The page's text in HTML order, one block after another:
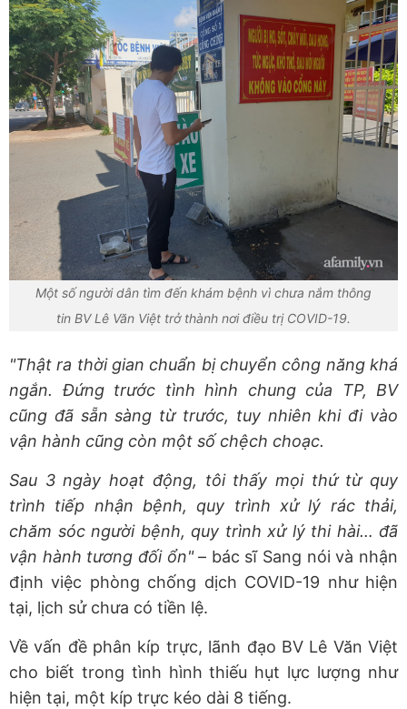
Một số người dân tìm đến khám bệnh vì chưa nắm thông
tin BV Lê Văn Việt trở thành nơi điều trị COVID-19.
"Thật ra thời gian chuẩn bị chuyển công năng khá
ngắn. Đứng trước tình hình chung của TP, BV
cũng đã sẵn sàng từ trước, tuy nhiên khi đi vào
vận hành cũng còn một số chệch choạc.
Sau 3 ngày hoạt động, tôi thấy mọi thứ từ quy
trình tiếp nhận bệnh, quy trình xử lý rác thải,
chăm sóc người bệnh, quy trình xử lý thi hài… đã
vận hành tương đối ổn"– bác sĩ Sang nói và nhận
định việc phòng chống dịch COVID-19 như hiện
tại, lịch sử chưa có tiền lệ.
Về vấn đề phân kíp trực, lãnh đạo BV Lê Văn Việt
cho biết trong tình hình thiếu hụt lực lượng như
hiện tại, một kíp trực kéo dài 8 tiếng.